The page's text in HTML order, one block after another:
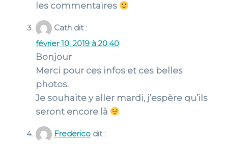
les commentaires
Cath dit :
février 10, 2019 à 20:40
Bonjour
Merci pour ces infos et ces belles
photos.
Je souhaite y aller mardi, j’espère qu’ils
seront encore là
Frederico dit :